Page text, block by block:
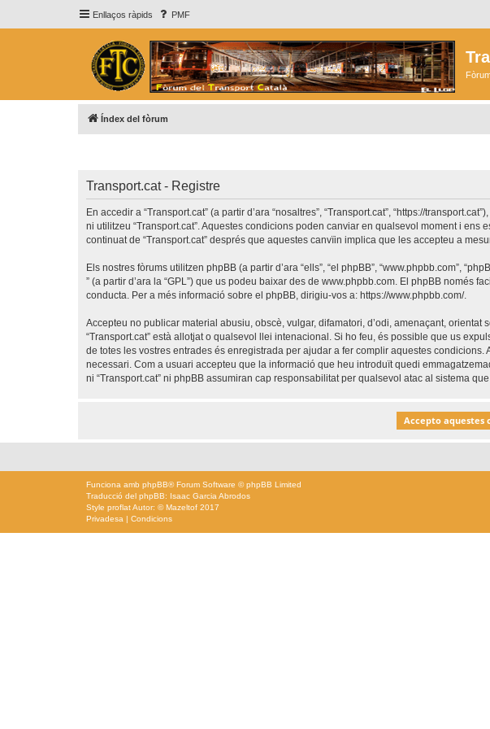
Enllaços ràpids PMF
Índex del fòrum
Transport.cat - Registre
En accedir a “Transport.cat” (a partir d’ara “nosaltres”, “Transport.cat”, “https://
ni utilitzeu “Transport.cat”. Aquestes condicions poden canviar en qualsevol moment i
continuat de “Transport.cat” després que aquestes canvïin implica que les accepteu a
Els nostres fòrums utilitzen phpBB (a partir d’ara “ells”, “el phpBB”, “www.phpbb.com”,
” (a partir d’ara la “GPL”) que us podeu baixar des de www.phpbb.com. El phpBB només
conducta. Per a més informació sobre el phpBB, dirigiu-vos a: https://www.phpbb.com/.
Accepteu no publicar material abusiu, obscè, vulgar, difamatori, d’odi, amenaçant,
“Transport.cat” està allotjat o qualsevol llei intenacional. Si ho feu, és possible que us
de totes les vostres entrades és enregistrada per ajudar a fer complir aquestes
necessari. Com a usuari accepteu que la informació que heu introduït quedi
ni “Transport.cat” ni phpBB assumiran cap responsabilitat per qualsevol atac al sistema
Funciona amb phpBB® Forum Software © phpBB Limited
Traducció del phpBB: Isaac Garcia Abrodos
Style proflatAutor: ©Mazeltof 2017
Privadesa | Condicions